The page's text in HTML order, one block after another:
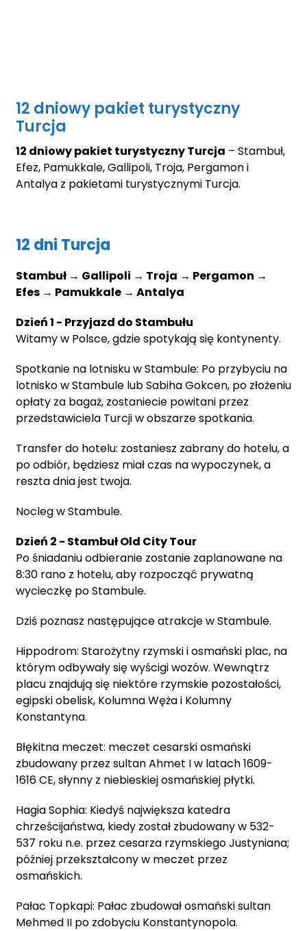
12 dniowy pakiet turystyczny
Turcja
12 dniowy pakiet turystyczny Turcja – Stambuł,
Efez, Pamukkale, Gallipoli, Troja, Pergamon i
Antalya z pakietami turystycznymi Turcja.
12 dni Turcja
Stambuł → Gallipoli → Troja → Pergamon →
Efes → Pamukkale → Antalya
Dzień 1 - Przyjazd do Stambułu
Witamy w Polsce, gdzie spotykają się kontynenty.
Spotkanie na lotnisku w Stambule: Po przybyciu na
lotnisko w Stambule lub Sabiha Gokcen, po złożeniu
opłaty za bagaż, zostaniecie powitani przez
przedstawiciela Turcji w obszarze spotkania.
Transfer do hotelu: zostaniesz zabrany do hotelu, a
po odbiór, będziesz miał czas na wypoczynek, a
reszta dnia jest twoja.
Nocleg w Stambule.
Dzień 2 - Stambuł Old City Tour
Po śniadaniu odbieranie zostanie zaplanowane na
8:30 rano z hotelu, aby rozpocząć prywatną
wycieczkę po Stambule.
Dziś poznasz następujące atrakcje w Stambule.
Hippodrom: Starożytny rzymski i osmański plac, na
którym odbywały się wyścigi wozów. Wewnątrz
placu znajdują się niektóre rzymskie pozostałości,
egipski obelisk, Kolumna Węża i Kolumny
Konstantyna.
Błękitna meczet: meczet cesarski osmański
zbudowany przez sultan Ahmet I w latach 1609-
1616 CE, słynny z niebieskiej osmańskiej płytki.
Hagia Sophia: Kiedyś największa katedra
chrześcijaństwa, kiedy został zbudowany w 532-
537 roku n.e. przez cesarza rzymskiego Justyniana;
później przekształcony w meczet przez
osmańskich.
Pałac Topkapi: Pałac zbudował osmański sultan
Mehmed II po zdobyciu Konstantynopola.